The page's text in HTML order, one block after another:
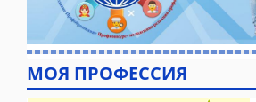
МОЯ ПРОФЕССИЯ